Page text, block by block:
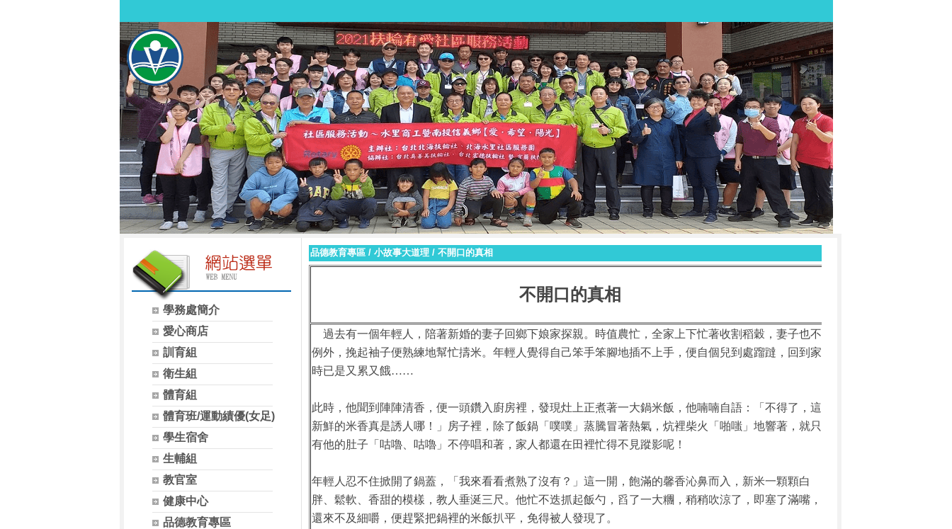
學務處簡介
愛心商店
訓育組
衛生組
體育組
體育班/運動績優(女足)
學生宿舍
生輔組
教官室
健康中心
品德教育專區
品德教育專區/ 小故事大道理/ 不開口的真相
不開口的真相
過去有一個年輕人，陪著新婚的妻子回鄉下娘家探親。時值農忙，全家上下忙著收割稻穀，妻子也不
例外，挽起袖子便熟練地幫忙擣米。年輕人覺得自己笨手笨腳地插不上手，便自個兒到處蹓躂，回到家
時已是又累又餓……
此時，他聞到陣陣清香，便一頭鑽入廚房裡，發現灶上正煮著一大鍋米飯，他喃喃自語：「不得了，這
新鮮的米香真是誘人哪！」房子裡，除了飯鍋「噗噗」蒸騰冒著熱氣，炕裡柴火「啪嗤」地響著，就只
有他的肚子「咕嚕、咕嚕」不停唱和著，家人都還在田裡忙得不見蹤影呢！
年輕人忍不住掀開了鍋蓋，「我來看看煮熟了沒有？」這一開，飽滿的馨香沁鼻而入，新米一顆顆白
胖、鬆軟、香甜的模樣，教人垂涎三尺。他忙不迭抓起飯勺，舀了一大糰，稍稍吹涼了，即塞了滿嘴，
還來不及細嚼，便趕緊把鍋裡的米飯扒平，免得被人發現了。